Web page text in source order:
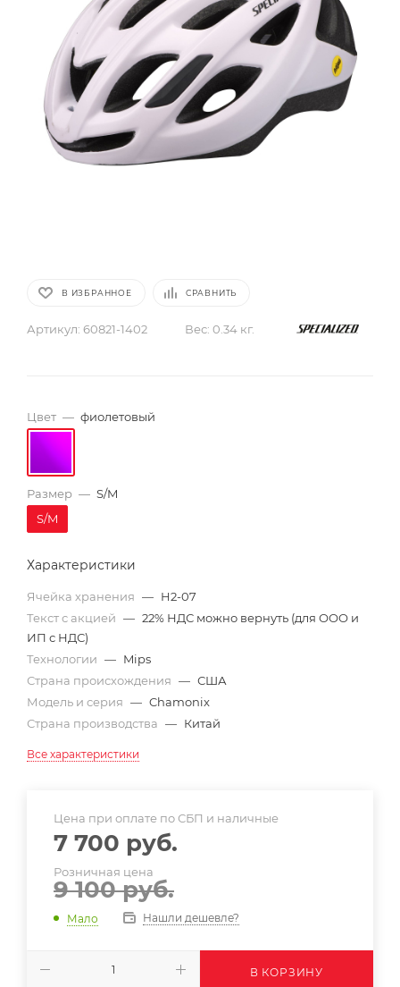
В ИЗБРАННОЕ СРАВНИТЬ
Артикул: 60821-1402 Вес: 0.34 кг.
Цвет — фиолетовый
Размер — S/M
S/M
Характеристики
Ячейка хранения — H2-07
Текст с акцией — 22% НДС можно вернуть (для ООО и
ИП с НДС)
Технологии — Mips
Страна происхождения — США
Модель и серия — Chamonix
Страна производства — Китай
Все характеристики
Цена при оплате по СБП и наличные
7 700 руб.
Розничная цена
9 100руб.
Мало Нашли дешевле?
В КОРЗИНУ